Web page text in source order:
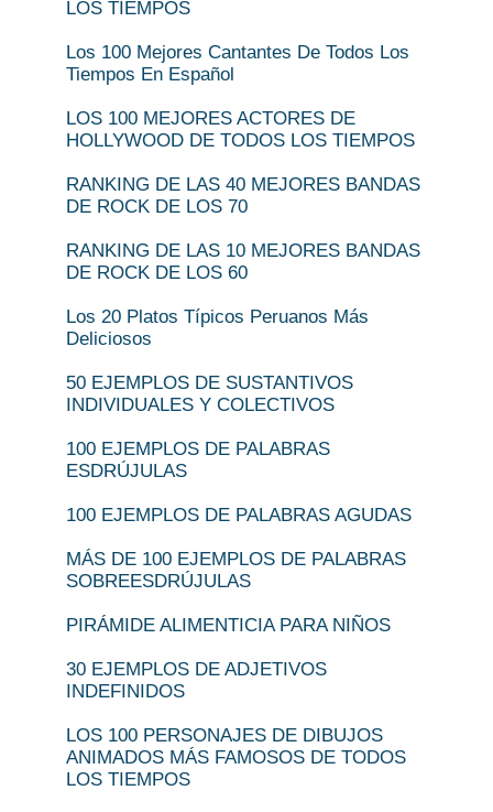
LOS TIEMPOS
Los 100 Mejores Cantantes De Todos Los
Tiempos En Español
LOS 100 MEJORES ACTORES DE
HOLLYWOOD DE TODOS LOS TIEMPOS
RANKING DE LAS 40 MEJORES BANDAS
DE ROCK DE LOS 70
RANKING DE LAS 10 MEJORES BANDAS
DE ROCK DE LOS 60
Los 20 Platos Típicos Peruanos Más
Deliciosos
50 EJEMPLOS DE SUSTANTIVOS
INDIVIDUALES Y COLECTIVOS
100 EJEMPLOS DE PALABRAS
ESDRÚJULAS
100 EJEMPLOS DE PALABRAS AGUDAS
MÁS DE 100 EJEMPLOS DE PALABRAS
SOBREESDRÚJULAS
PIRÁMIDE ALIMENTICIA PARA NIÑOS
30 EJEMPLOS DE ADJETIVOS
INDEFINIDOS
LOS 100 PERSONAJES DE DIBUJOS
ANIMADOS MÁS FAMOSOS DE TODOS
LOS TIEMPOS